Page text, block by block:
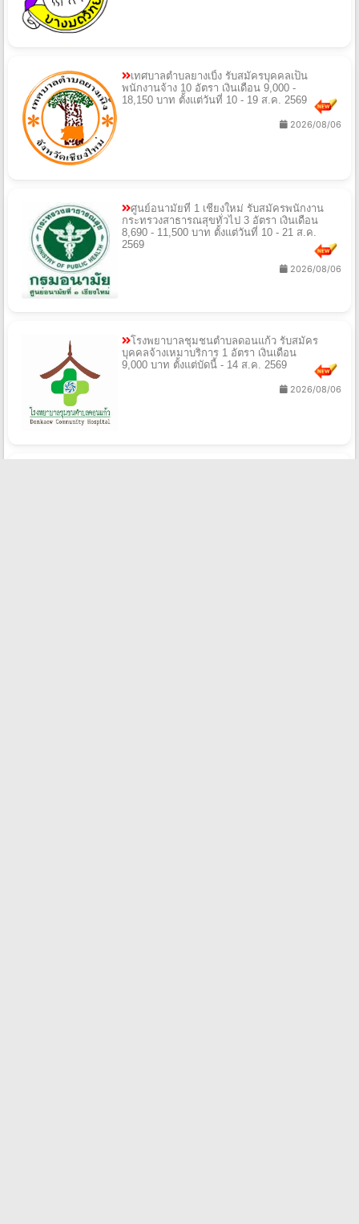
เทศบาลตำบลยางเบิ้ง รับสมัครบุคคลเป็น
พนักงานจ้าง 10 อัตรา เงินเดือน 9,000 -
18,150 บาท ตั้งแต่วันที่ 10 - 19 ส.ค. 2569
2026/08/06
ศูนย์อนามัยที่ 1 เชียงใหม่ รับสมัครพนักงาน
กระทรวงสาธารณสุขทั่วไป 3 อัตรา เงินเดือน
8,690 - 11,500 บาท ตั้งแต่วันที่ 10 - 21 ส.ค.
2569
2026/08/06
โรงพยาบาลชุมชนตำบลดอนแก้ว รับสมัคร
บุคคลจ้างเหมาบริการ 1 อัตรา เงินเดือน
9,000 บาท ตั้งแต่บัดนี้ - 14 ส.ค. 2569
2026/08/06